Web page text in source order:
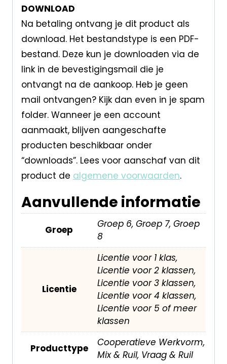
DOWNLOAD
Na betaling ontvang je dit product als
download. Het bestandstype is een PDF-
bestand. Deze kun je downloaden via de
link in de bevestigingsmail die je
ontvangt na de aankoop. Heb je geen
mail ontvangen? Kijk dan even in je spam
folder. Wanneer je een account
aanmaakt, blijven aangeschafte
producten beschikbaar onder
“downloads”. Lees voor aanschaf van dit
product de algemene voorwaarden.
Aanvullende informatie
Groep
Groep 6, Groep 7, Groep
8
Licentie
Licentie voor 1 klas,
Licentie voor 2 klassen,
Licentie voor 3 klassen,
Licentie voor 4 klassen,
Licentie voor 5 of meer
klassen
Producttype
Cooperatieve Werkvorm,
Mix & Ruil, Vraag & Ruil